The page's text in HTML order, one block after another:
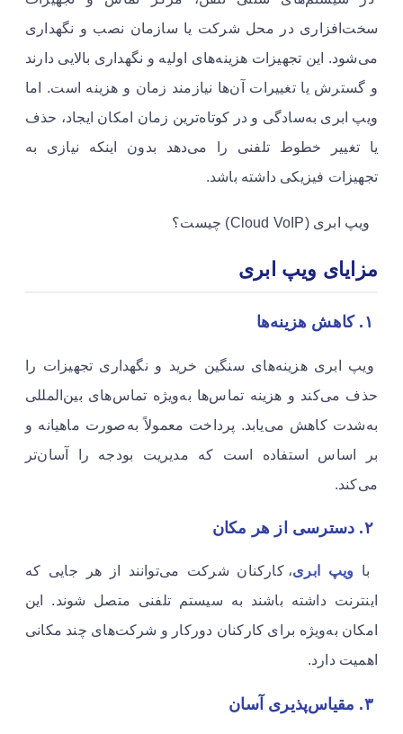
سخت‌افزاری در محل شرکت یا سازمان نصب و نگهداری
می‌شود. این تجهیزات هزینه‌های اولیه و نگهداری بالایی دارند
و گسترش یا تغییرات آن‌ها نیازمند زمان و هزینه است. اما
ویپ ابری به‌سادگی و در کوتاه‌ترین زمان امکان ایجاد، حذف
یا تغییر خطوط تلفنی را می‌دهد بدون اینکه نیازی به
تجهیزات فیزیکی داشته باشد.
ویپ ابری (Cloud VoIP) چیست؟
مزایای ویپ ابری
ویپ ابری هزینه‌های سنگین خرید و نگهداری تجهیزات را
حذف می‌کند و هزینه تماس‌ها به‌ویژه تماس‌های بین‌المللی
به‌شدت کاهش می‌یابد. پرداخت معمولاً به‌صورت ماهیانه و
بر اساس استفاده است که مدیریت بودجه را آسان‌تر
می‌کند.
۲. دسترسی از هر مکان
با ویپ ابری، کارکنان شرکت می‌توانند از هر جایی که
اینترنت داشته باشند به سیستم تلفنی متصل شوند. این
امکان به‌ویژه برای کارکنان دورکار و شرکت‌های چند مکانی
اهمیت دارد.
۳. مقیاس‌پذیری آسان